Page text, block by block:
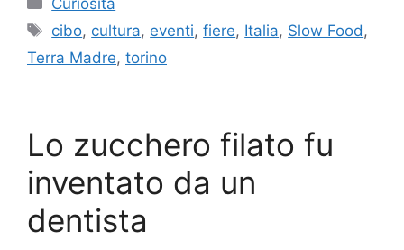
Tag
cibo, cultura, eventi,fiere, Italia, Slow Food ,
Terra Madre, torino
Lo zucchero filato fu
inventato da un
dentista